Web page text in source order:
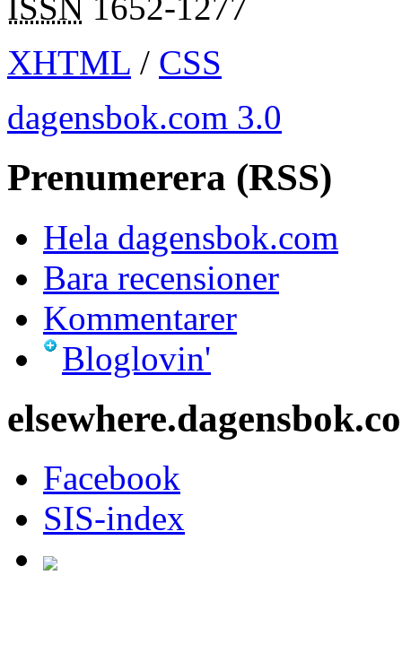
XHTML / CSS
dagensbok.com 3.0
Prenumerera (RSS)
Hela dagensbok.com
Bara recensioner
Kommentarer
Bloglovin'
Facebook
SIS-index